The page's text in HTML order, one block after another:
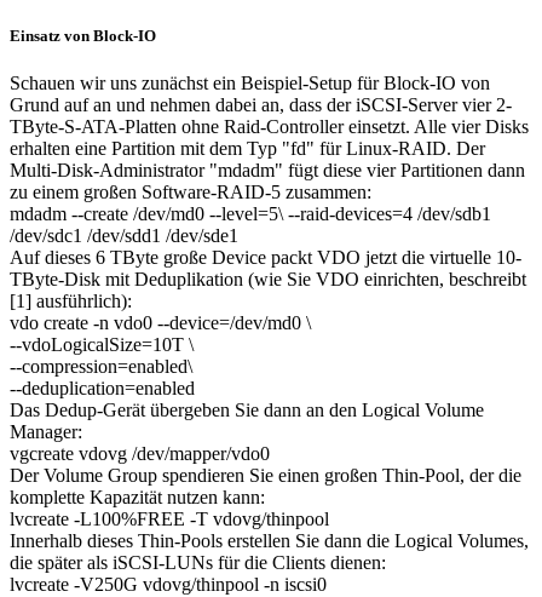
Einsatz von Block-IO
Schauen wir uns zunächst ein Beispiel-Setup für Block-IO von
Grund auf an und nehmen dabei an, dass der iSCSI-Server vier 2-
TByte-S-ATA-Platten ohne Raid-Controller einsetzt. Alle vier Disks
erhalten eine Partition mit dem Typ "fd" für Linux-RAID. Der
Multi-Disk-Administrator "mdadm" fügt diese vier Partitionen dann
zu einem großen Software-RAID-5 zusammen:
mdadm --create /dev/md0 --level=5\ --raid-devices=4 /dev/sdb1
/dev/sdc1 /dev/sdd1 /dev/sde1
Auf dieses 6 TByte große Device packt VDO jetzt die virtuelle 10-
TByte-Disk mit Deduplikation (wie Sie VDO einrichten, beschreibt
[1] ausführlich):
vdo create -n vdo0 --device=/dev/md0 \
--vdoLogicalSize=10T \
--compression=enabled\
--deduplication=enabled
Das Dedup-Gerät übergeben Sie dann an den Logical Volume
Manager:
vgcreate vdovg /dev/mapper/vdo0
Der Volume Group spendieren Sie einen großen Thin-Pool, der die
komplette Kapazität nutzen kann:
lvcreate -L100%FREE -T vdovg/thinpool
Innerhalb dieses Thin-Pools erstellen Sie dann die Logical Volumes,
die später als iSCSI-LUNs für die Clients dienen:
lvcreate -V250G vdovg/thinpool -n iscsi0